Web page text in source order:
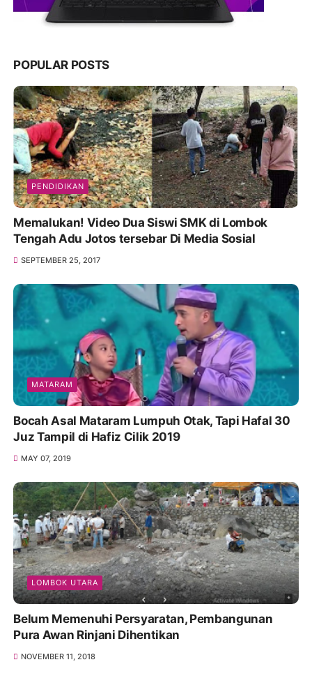
POPULAR POSTS
PENDIDIKAN
Memalukan! Video Dua Siswi SMK di Lombok
Tengah Adu Jotos tersebar Di Media Sosial
SEPTEMBER 25, 2017
MATARAM
Bocah Asal Mataram Lumpuh Otak, Tapi Hafal 30
Juz Tampil di Hafiz Cilik 2019
MAY 07, 2019
LOMBOK UTARA
Belum Memenuhi Persyaratan, Pembangunan
Pura Awan Rinjani Dihentikan
NOVEMBER 11, 2018